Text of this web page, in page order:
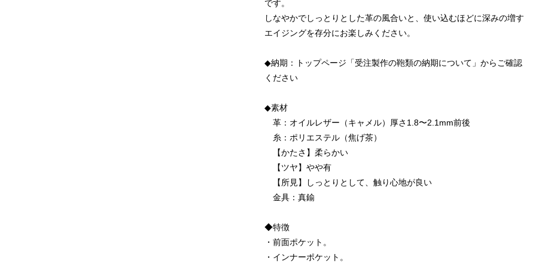
です。
しなやかでしっとりとした革の風合いと、使い込むほどに深みの増す
エイジングを存分にお楽しみください。
◆納期：トップページ「受注製作の鞄類の納期について」からご確認
ください
◆素材
革：オイルレザー（キャメル）厚さ1.8〜2.1mm前後
糸：ポリエステル（焦げ茶）
【かたさ】柔らかい
【ツヤ】やや有
【所見】しっとりとして、触り心地が良い
金具：真鍮
◆特徴
・前面ポケット。
・インナーポケット。